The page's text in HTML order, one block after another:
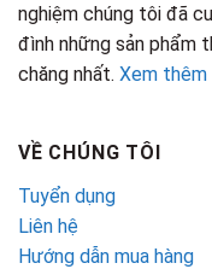
nghiệm chúng tôi đã
đình những sản phẩm
chăng nhất. Xem thêm
VỀ CHÚNG TÔI
Tuyển dụng
Liên hệ
Hướng dẫn mua hàng